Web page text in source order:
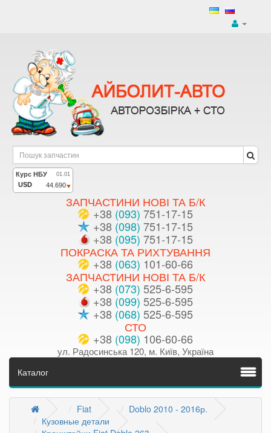
ЗАПЧАСТИНИ НОВІ ТА Б/К
+38 (093) 751-17-15
+38 (098) 751-17-15
+38 (095) 751-17-15
ПОКРАСКА ТА РИХТУВАННЯ
+38 (063) 101-60-66
ЗАПЧАСТИНИ НОВІ ТА Б/К
+38 (073) 525-6-595
+38 (099) 525-6-595
+38 (068) 525-6-595
СТО
+38 (098) 106-60-66
ул. Радосинська 120, м. Київ, Україна
Каталог
Fiat
Doblo 2010 - 2016р.
Кузовные детали